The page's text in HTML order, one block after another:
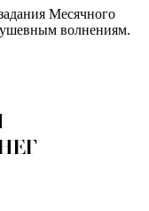
Месячного
волнениям.